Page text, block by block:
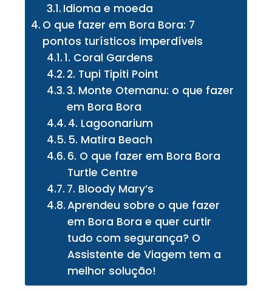
Idioma e moeda
O que fazer em Bora Bora: 7
pontos turísticos imperdíveis
1. Coral Gardens
2. Tupi Tipiti Point
3. Monte Otemanu: o que fazer
em Bora Bora
4. Lagoonarium
5. Matira Beach
6. O que fazer em Bora Bora
Turtle Centre
7. Bloody Mary’s
Aprendeu sobre o que fazer
em Bora Bora e quer curtir
tudo com segurança? O
Assistente de Viagem tem a
melhor solução!